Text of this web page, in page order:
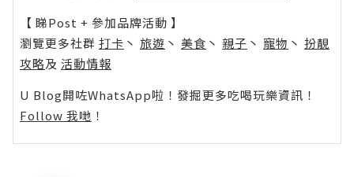
【 睇Post + 參加品牌活動 】
瀏覽更多社群 打卡 丶 旅遊 丶 美食 丶 親子 丶 寵物 丶 扮靚
攻略及 活動情報
U Blog開咗WhatsApp啦！發掘更多吃喝玩樂資訊！
Follow 我哋 ！